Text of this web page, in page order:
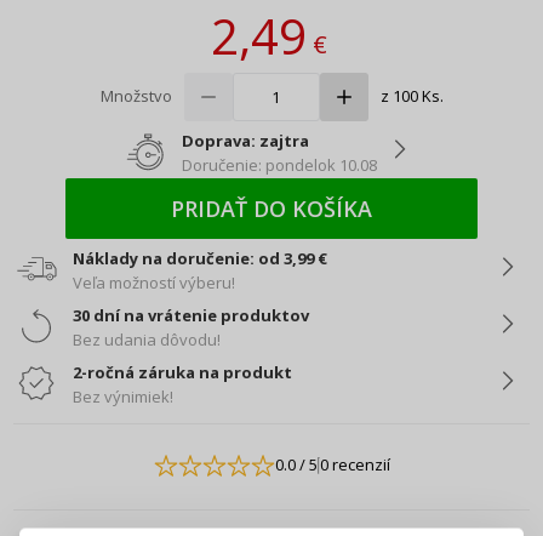
2,49€
Množstvo z 100 Ks.
Doprava: zajtra
Doručenie: pondelok 10.08
PRIDAŤ DO KOŠÍKA
Náklady na doručenie: od 3,99 €
Veľa možností výberu!
30 dní na vrátenie produktov
Bez udania dôvodu!
2-ročná záruka na produkt
Bez výnimiek!
0.0/ 50 recenzií